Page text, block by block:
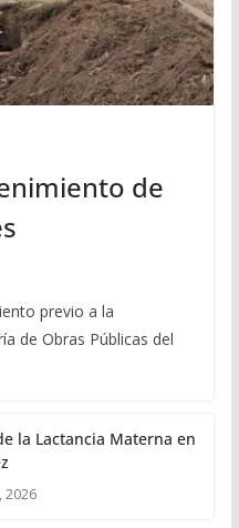
de
previo a la
de Obras Públicas del
la Lactancia Materna en
2026